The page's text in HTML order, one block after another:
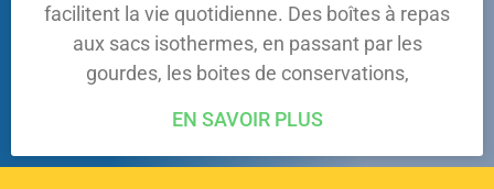
facilitent la vie quotidienne. Des boîtes à repas
aux sacs isothermes, en passant par les
gourdes, les boites de conservations,
EN SAVOIR PLUS